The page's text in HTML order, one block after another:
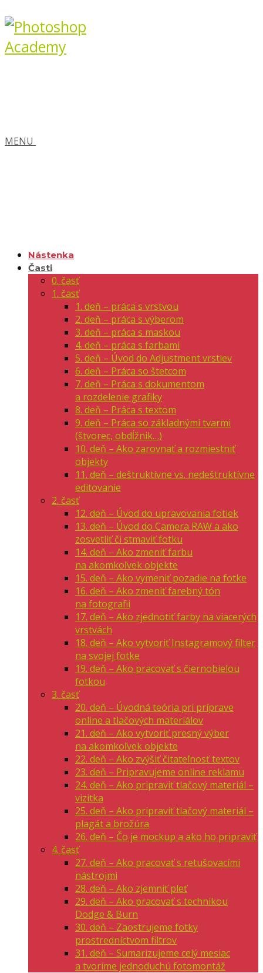
MENU
Nástenka
Časti
0. časť
1. časť
1. deň – práca s vrstvou
2. deň – práca s výberom
3. deň – práca s maskou
4. deň – práca s farbami
5. deň – Úvod do Adjustment vrstiev
6. deň – Práca so štetcom
7. deň – Práca s dokumentom
a rozdelenie grafiky
8. deň – Práca s textom
9. deň – Práca so základnými tvarmi
(štvorec, obdĺžnik…)
10. deň – Ako zarovnať a rozmiestniť
objekty
11. deň – deštruktívne vs. nedeštruktívne
editovanie
2. časť
12. deň – Úvod do upravovania fotiek
13. deň – Úvod do Camera RAW a ako
zosvetliť či stmaviť fotku
14. deň – Ako zmeniť farbu
na akomkoľvek objekte
15. deň – Ako vymeniť pozadie na fotke
16. deň – Ako zmeniť farebný tón
na fotografii
17. deň – Ako zjednotiť farby na viacerých
vrstvách
18. deň – Ako vytvoriť Instagramový filter
na svojej fotke
19. deň – Ako pracovať s čiernobielou
fotkou
3. časť
20. deň – Úvodná teória pri príprave
online a tlačových materiálov
21. deň – Ako vytvoriť presný výber
na akomkoľvek objekte
22. deň – Ako zvýšiť čitateľnosť textov
23. deň – Pripravujeme online reklamu
24. deň – Ako pripraviť tlačový materiál –
vizitka
25. deň – Ako pripraviť tlačový materiál –
plagát a brožúra
26. deň – Čo je mockup a ako ho pripraviť
4. časť
27. deň – Ako pracovať s retušovacími
nástrojmi
28. deň – Ako zjemniť pleť
29. deň – Ako pracovať s technikou
Dodge & Burn
30. deň – Zaostrujeme fotky
prostredníctvom filtrov
31. deň – Sumarizujeme celý mesiac
a tvoríme jednoduchú fotomontáž